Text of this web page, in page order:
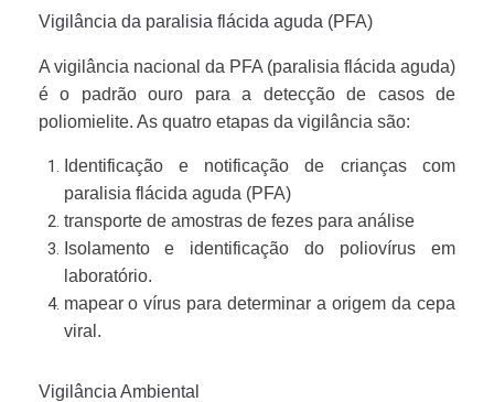
Vigilância da paralisia flácida aguda (PFA)
A vigilância nacional da PFA (paralisia flácida aguda)
é o padrão ouro para a detecção de casos de
poliomielite. As quatro etapas da vigilância são:
Identificação e notificação de crianças com
paralisia flácida aguda (PFA)
transporte de amostras de fezes para análise
Isolamento e identificação do poliovírus em
laboratório.
mapear o vírus para determinar a origem da cepa
viral.
Vigilância Ambiental